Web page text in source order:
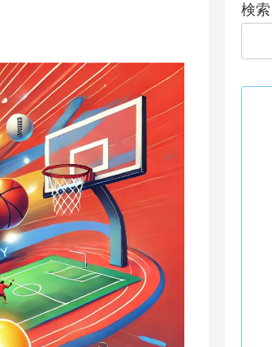
検索